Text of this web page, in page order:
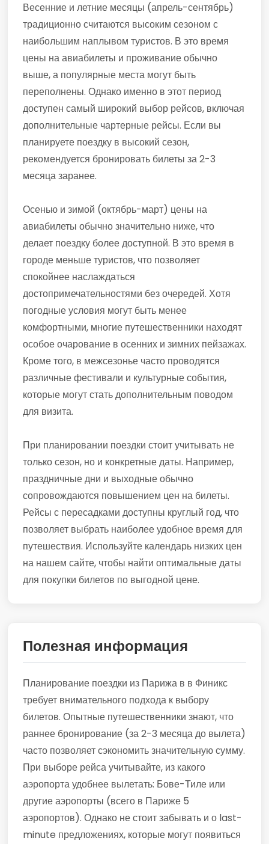
Весенние и летние месяцы (апрель-сентябрь)
традиционно считаются высоким сезоном с
наибольшим наплывом туристов. В это время
цены на авиабилеты и проживание обычно
выше, а популярные места могут быть
переполнены. Однако именно в этот период
доступен самый широкий выбор рейсов, включая
дополнительные чартерные рейсы. Если вы
планируете поездку в высокий сезон,
рекомендуется бронировать билеты за 2-3
месяца заранее.
Осенью и зимой (октябрь-март) цены на
авиабилеты обычно значительно ниже, что
делает поездку более доступной. В это время в
городе меньше туристов, что позволяет
спокойнее наслаждаться
достопримечательностями без очередей. Хотя
погодные условия могут быть менее
комфортными, многие путешественники находят
особое очарование в осенних и зимних пейзажах.
Кроме того, в межсезонье часто проводятся
различные фестивали и культурные события,
которые могут стать дополнительным поводом
для визита.
При планировании поездки стоит учитывать не
только сезон, но и конкретные даты. Например,
праздничные дни и выходные обычно
сопровождаются повышением цен на билеты.
Рейсы с пересадками доступны круглый год, что
позволяет выбрать наиболее удобное время для
путешествия. Используйте календарь низких цен
на нашем сайте, чтобы найти оптимальные даты
для покупки билетов по выгодной цене.
Полезная информация
Планирование поездки из Парижа в в Финикс
требует внимательного подхода к выбору
билетов. Опытные путешественники знают, что
раннее бронирование (за 2-3 месяца до вылета)
часто позволяет сэкономить значительную сумму.
При выборе рейса учитывайте, из какого
аэропорта удобнее вылетать: Бове-Тиле или
другие аэропорты (всего в Париже 5
аэропортов). Однако не стоит забывать и о last-
minute предложениях, которые могут появиться